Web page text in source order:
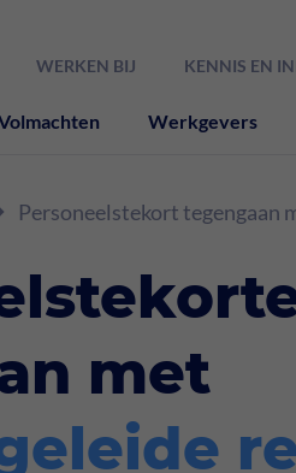
WERKEN BIJ KENNIS EN
Werkgevers
Personeelstekort tegengaan met
met